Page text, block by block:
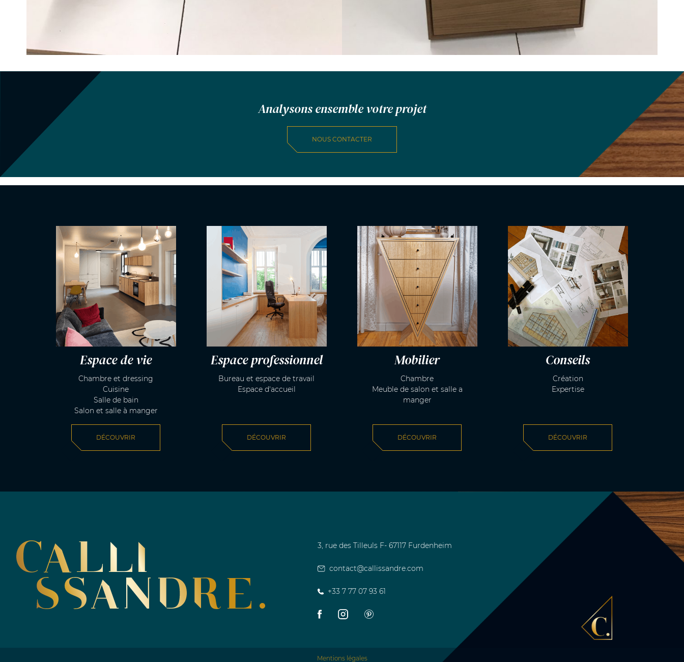
Analysons ensemble votre projet
NOUS CONTACTER
Espace de vie
Chambre et dressing
Cuisine
Salle de bain
Salon et salle à manger
DÉCOUVRIR
Espace professionnel
Bureau et espace de travail
Espace d'accueil
DÉCOUVRIR
Mobilier
Chambre
Meuble de salon et salle a
manger
DÉCOUVRIR
Conseils
Création
Expertise
DÉCOUVRIR
3, rue des Tilleuls F- 67117 Furdenheim
contact@callissandre.com
+33 7 77 07 93 61
Mentions légales